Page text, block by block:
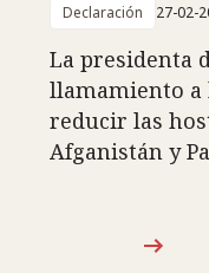
Declaración 27-02-
La presidenta
llamamiento
reducir las
Afganistán y